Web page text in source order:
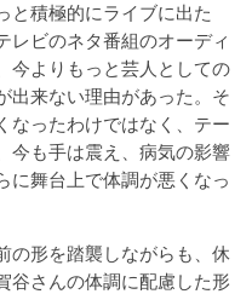
と積極的にライブに出た
レビのネタ番組のオーディ
今よりもっと芸人としての
出来ない理由があった。そ
なったわけではなく、テー
今も手は震え、病気の影響
に舞台上で体調が悪くなっ
の形を踏襲しながらも、休
谷さんの体調に配慮した形